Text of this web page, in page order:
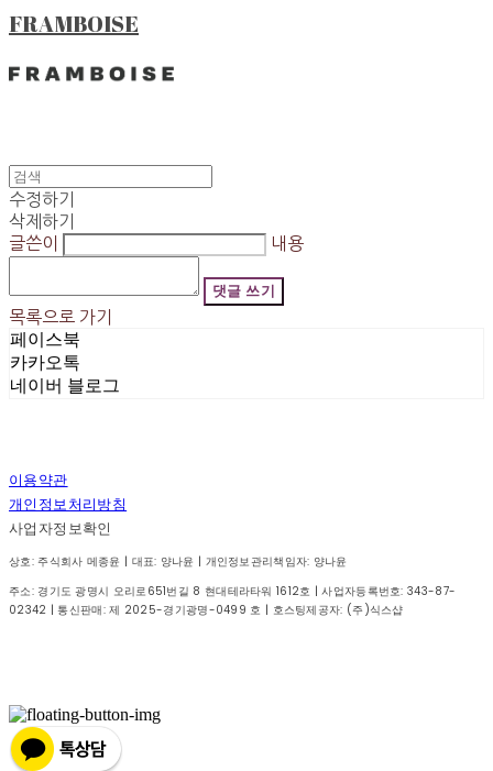
FRAMBOISE
수정하기
삭제하기
글쓴이
내용
댓글 쓰기
목록으로 가기
페이스북
카카오톡
네이버 블로그
이용약관
개인정보처리방침
사업자정보확인
상호: 주식회사 메종윤 | 대표: 양나윤 | 개인정보관리책임자: 양나윤
주소: 경기도 광명시 오리로651번길 8 현대테라타워 1612호 | 사업자등록번호:343-87-
02342 | 통신판매:제 2025-경기광명-0499 호 | 호스팅제공자: (주)식스샵